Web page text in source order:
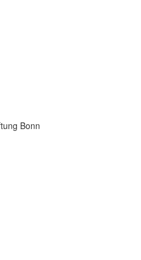
Bonn